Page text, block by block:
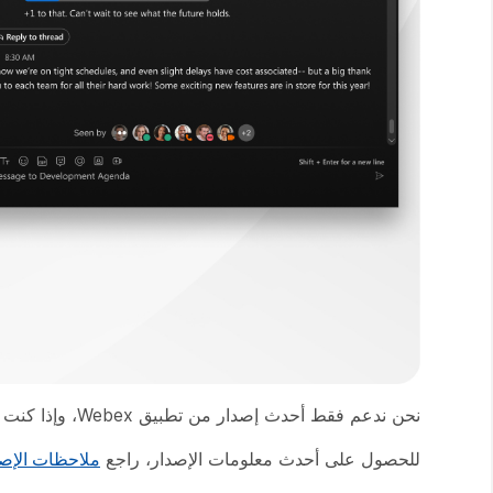
نحن ندعم فقط أحدث إصدار من تطبيق Webex، وإذا كنت تواجه أي مشاكل، فتأكد من الترقية إلى أحدث إصدار قبل الاتصال بالدعم.
للحصول على أحدث معلومات الإصدار، راجع ملاحظات